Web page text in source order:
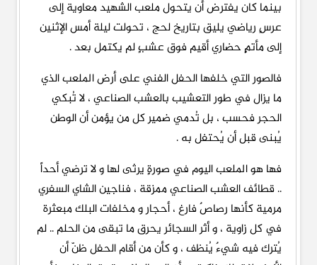
بينما كان يفترض أن يتحول ملعب الشهيد معاوية إلى
عرسٍ رياضي يليق بتاريخ لحج ، تحولت ليلة أمس الإثنين
إلى مأتمٍ حضاري أقيم فوق عشبٍ لم يكتمل بعد .
فالصور التي خلفها الحفل الفني على أرض الملعب الذي
ما يزال في طور التعشيب بالعشب الصناعي ، لا تُبكي
الحجر فحسب ، بل تُدمي ضمير كل من يؤمن أن الوطن
يُبنى قبل أن يُحتفل به .
فها هو الملعب اليوم في صورةٍ يرثى لها و لا ترضي أحداً
.. قطائف العشب الصناعي ممزقة ، فناجين الشاي السفري
مرمية كأنها رصاصٌ فارغ ، أحجار و مخلفات البلك مبعثرة
في كل زاوية ، و أثر السجائر يحرق ما تبقى من الحلم .. لم
يُترك فيه شيءٌ يُنظف ، و كأن من أقام الحفل ظنّ أن